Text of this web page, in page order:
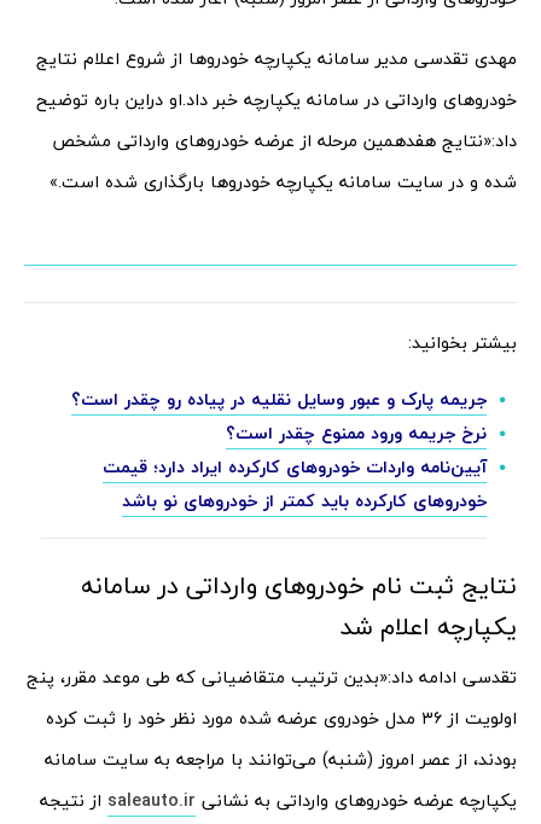
مهدی تقدسی مدیر سامانه یکپارچه خودروها از شروع اعلام نتایج
خودروهای وارداتی در سامانه یکپارچه خبر داد.او دراین باره توضیح
داد:«نتایج هفدهمین مرحله از عرضه خودروهای وارداتی مشخص
شده و در سایت سامانه یکپارچه خودروها بارگذاری شده است.»
بیشتر بخوانید:
جریمه پارک و عبور وسایل نقلیه در پیاده رو چقدر است؟
نرخ جریمه ورود ممنوع چقدر است؟
آیین‌نامه واردات خودروهای کارکرده ایراد دارد؛ قیمت
خودروهای کارکرده باید کمتر از خودروهای نو باشد
نتایج ثبت نام خودروهای وارداتی در سامانه
یکپارچه اعلام شد
تقدسی ادامه داد:«بدین ترتیب متقاضیانی که طی موعد مقرر، پنج
اولویت از ۳۶ مدل خودروی عرضه شده مورد نظر خود را ثبت کرده
بودند، از عصر امروز (شنبه) می‌توانند با مراجعه به سایت سامانه‌
یکپارچه عرضه خودروهای وارداتی به نشانی saleauto.ir از نتیجه